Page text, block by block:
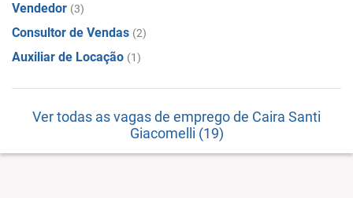
Vendedor (3)
Consultor de Vendas (2)
Auxiliar de Locação (1)
Ver todas as vagas de emprego de Caira Santi
Giacomelli (19)